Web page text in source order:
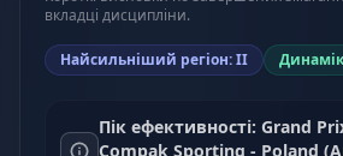
вкладці дисципліни.
Найсильніший регіон: II
Пік ефективності: Grand
Compak Sporting - Poland